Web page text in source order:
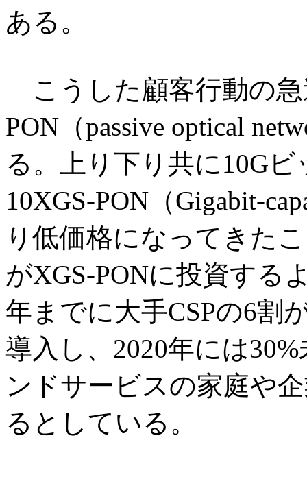
ある。
こうした顧客行動の
PON（passive optical
る。上り下り共に10G
10XGS-PON（Gigabit-
り低価格になってきた
がXGS-PONに投資する
年までに大手CSPの6割
導入し、2020年には
ンドサービスの家庭や
るとしている。